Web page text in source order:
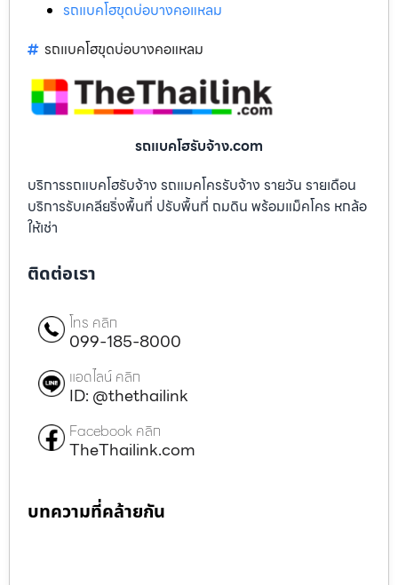
รถแบคโฮขุดบ่อบางคอแหลม
รถแบคโฮขุดบ่อบางคอแหลม
รถแบคโฮรับจ้าง.com
บริการรถแบคโฮรับจ้าง รถแมคโครรับจ้าง รายวัน รายเดือน
บริการรับเคลียริ่งพื้นที่ ปรับพื้นที่ ถมดิน พร้อมแม็คโคร หกล้อ
ให้เช่า
ติดต่อเรา
โทร คลิก
099-185-8000
แอดไลน์ คลิก
ID: @thethailink
Facebook คลิก
TheThailink.com
บทความที่คล้ายกัน